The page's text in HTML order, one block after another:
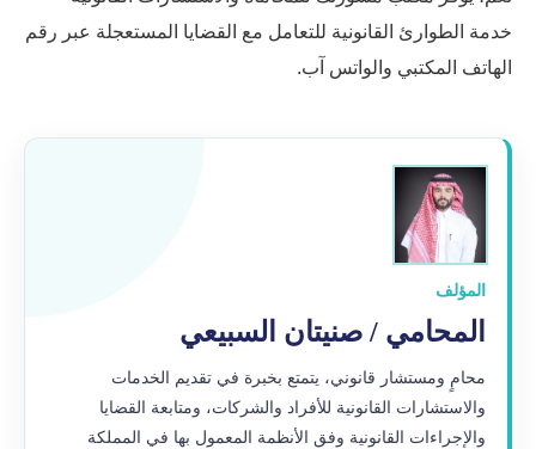
خدمة الطوارئ القانونية للتعامل مع القضايا المستعجلة عبر رقم
الهاتف المكتبي والواتس آب.
المؤلف
المحامي / صنيتان السبيعي
محامٍ ومستشار قانوني، يتمتع بخبرة في تقديم الخدمات
والاستشارات القانونية للأفراد والشركات، ومتابعة القضايا
والإجراءات القانونية وفق الأنظمة المعمول بها في المملكة